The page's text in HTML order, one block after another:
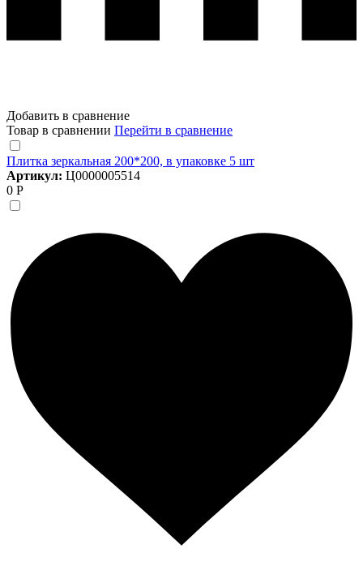
Добавить в сравнение
Товар в сравнении Перейти в сравнение
Плитка зеркальная 200*200, в упаковке 5 шт
Артикул: Ц0000005514
0 Р